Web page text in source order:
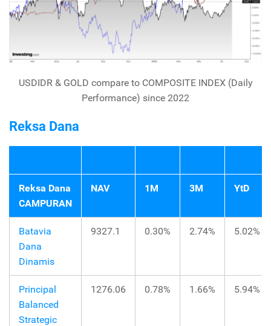
USDIDR & GOLD compare to COMPOSITE INDEX (Daily
Performance) since 2022
Reksa Dana
Reksa Dana
CAMPURAN
NAV 1M 3M YtD
Batavia
Dana
Dinamis
9327.1 0.30% 2.74% 5.02%
Principal
Balanced
Strategic
1276.06 0.78% 1.66% 5.94%